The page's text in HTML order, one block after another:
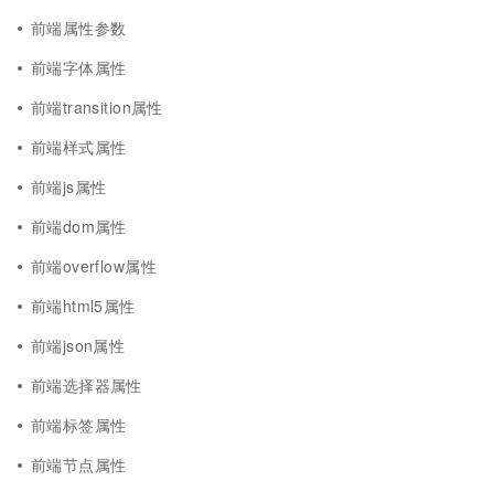
前端属性参数
前端字体属性
前端transition属性
前端样式属性
前端js属性
前端dom属性
前端overflow属性
前端html5属性
前端json属性
前端选择器属性
前端标签属性
前端节点属性